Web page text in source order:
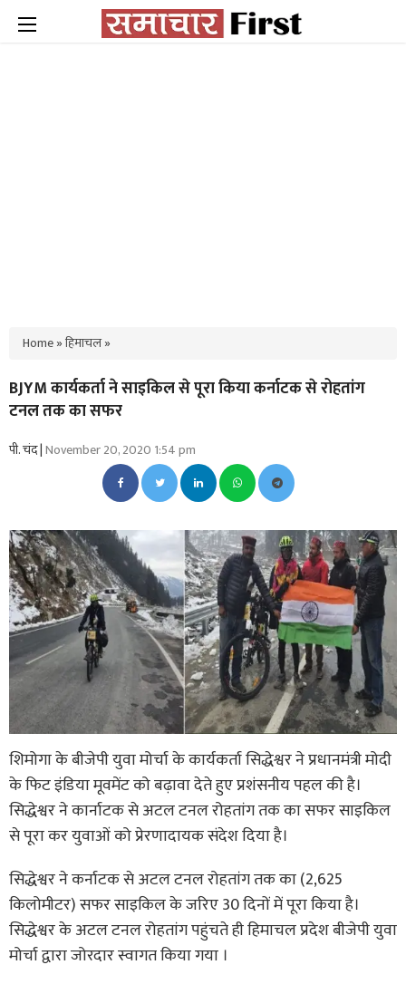
Home»हिमाचल»
BJYM कार्यकर्ता ने साइकिल से पूरा किया कर्नाटक से रोहतांग
टनल तक का सफर
पी. चंद |November 20, 2020 1:54 pm
शिमोगा के बीजेपी युवा मोर्चा के कार्यकर्ता सिद्धेश्वर ने प्रधानमंत्री मोदी
के फिट इंडिया मूवमेंट को बढ़ावा देते हुए प्रशंसनीय पहल की है।
सिद्धेश्वर ने कार्नाटक से अटल टनल रोहतांग तक का सफर साइकिल
से पूरा कर युवाओं को प्रेरणादायक संदेश दिया है।
सिद्धेश्वर ने कर्नाटक से अटल टनल रोहतांग तक का (2,625
किलोमीटर) सफर साइकिल के जरिए 30 दिनों में पूरा किया है।
सिद्धेश्वर के अटल टनल रोहतांग पहुंचते ही हिमाचल प्रदेश बीजेपी युवा
मोर्चा द्वारा जोरदार स्वागत किया गया ।